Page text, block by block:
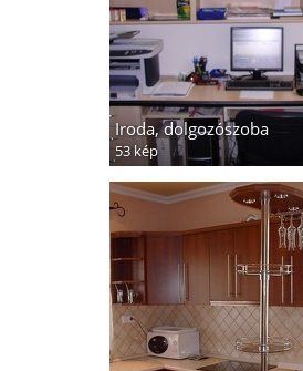
Iroda, dolgozószoba
53 kép